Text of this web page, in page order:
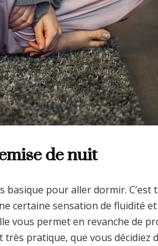
de nuit
basique pour aller dormir.
certaine sensation de fluidité
vous permet en revanche de
très pratique, que vous